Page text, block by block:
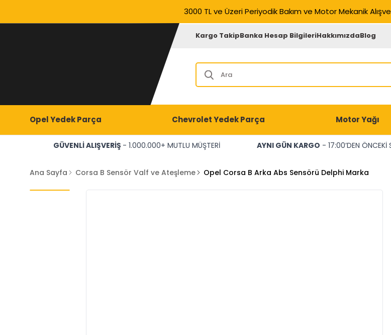
3000 TL ve Üzeri Periyodik Bakım ve Motor Mekanik
Kargo TakipBanka Hesap BilgileriHakkımızdaBlog
Opel Yedek Parça Chevrolet Yedek Parça Motor Yağı
GÜVENLİ ALIŞVERİŞ - 1.000.000+ MUTLU MÜŞTERİ AYNI GÜN KARGO - 17:00’DEN ÖNCEKİ
Ana Sayfa Corsa B Sensör Valf ve Ateşleme Opel Corsa B Arka Abs Sensörü Delphi Marka